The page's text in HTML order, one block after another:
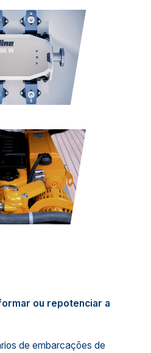
ou repotenciar a
de embarcações de